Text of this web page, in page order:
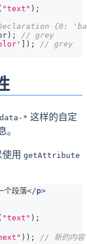
"text" ) ;
) ;
// grey
) ;
// grey
data-* 这样的自定
。
用 getAttribute
个段落</p>
"text" ) ;
) ) ;
// 新的内容